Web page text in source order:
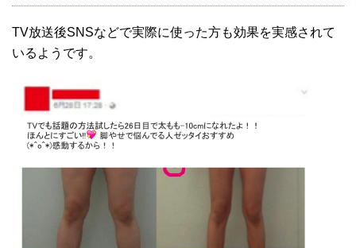
TV放送後SNSなどで実際に使った方も効果を実感されて
いるようです。